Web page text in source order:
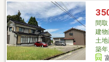
間取
建
土
築年